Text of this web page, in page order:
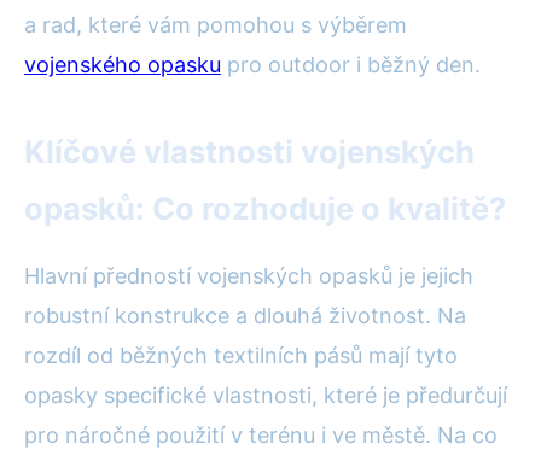
a rad, které vám pomohou s výběrem
vojenského opasku pro outdoor i běžný den.
Klíčové vlastnosti vojenských
opasků: Co rozhoduje o kvalitě?
Hlavní předností vojenských opasků je jejich
robustní konstrukce a dlouhá životnost. Na
rozdíl od běžných textilních pásů mají tyto
opasky specifické vlastnosti, které je předurčují
pro náročné použití v terénu i ve městě. Na co